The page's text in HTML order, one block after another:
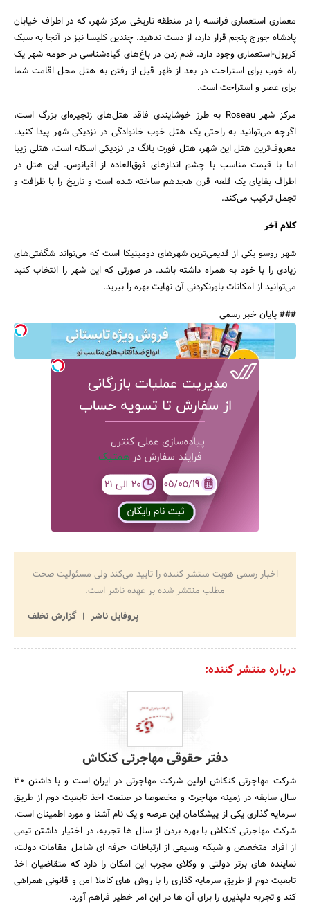
معماری استعماری فرانسه را در منطقه تاریخی مرکز شهر، که در اطراف خیابان
پادشاه جورج پنجم قرار دارد، از دست ندهید. چندین کلیسا نیز در آنجا به سبک
کریول-استعماری وجود دارد. قدم زدن در باغ‌های گیاه‌شناسی در حومه شهر یک
راه خوب برای استراحت در بعد از ظهر قبل از رفتن به هتل محل اقامت شما
برای عصر و استراحت است.
مرکز شهر Roseau به طرز خوشایندی فاقد هتل‌های زنجیره‌ای بزرگ است،
اگرچه می‌توانید به راحتی یک هتل خوب خانوادگی در نزدیکی شهر پیدا کنید.
معروف‌ترین هتل این شهر، هتل فورت یانگ در نزدیکی اسکله است، هتلی زیبا
اما با قیمت مناسب با چشم اندازهای فوق‌العاده از اقیانوس. این هتل در
اطراف بقایای یک قلعه قرن هجدهم ساخته شده است و تاریخ را با ظرافت و
تجمل ترکیب می‌کند.
کلام آخر
شهر روسو یکی از قدیمی‌ترین شهرهای دومینیکا است که می‌تواند شگفتی‌های
زیادی را با خود به همراه داشته باشد. در صورتی که این شهر را انتخاب کنید
می‌توانید از امکانات باورنکردنی آن نهایت بهره را ببرید.
### پایان خبر رسمی
اخبار رسمی هویت منتشر کننده را تایید می‌کند ولی مسئولیت صحت
مطلب منتشر شده بر عهده ناشر است.
پروفایل ناشر
گزارش تخلف
درباره منتشر کننده:
دفتر حقوقی مهاجرتی کنکاش
شرکت مهاجرتی کنکاش اولین شرکت مهاجرتی در ایران است و با داشتن ۳۰
سال سابقه در زمینه مهاجرت و مخصوصا در صنعت اخذ تابعیت دوم از طریق
سرمایه گذاری یکی از پیشگامان این عرصه و یک نام آشنا و مورد اطمینان است.
شرکت مهاجرتی کنکاش با بهره بردن از سال ها تجربه، در اختیار داشتن تیمی
از افراد متخصص و شبکه وسیعی از ارتباطات حرفه ای شامل مقامات دولت،
نماینده های برتر دولتی و وکلای مجرب این امکان را دارد که متقاضیان اخذ
تابعیت دوم از طریق سرمایه گذاری را با روش های کاملا امن و قانونی همراهی
کند و تجربه دلپذیری را برای آن ها در این امر خطیر فراهم آورد.